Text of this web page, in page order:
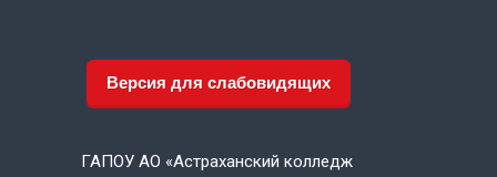
Версия для слабовидящих
ГАПОУ АО «Астраханский колледж